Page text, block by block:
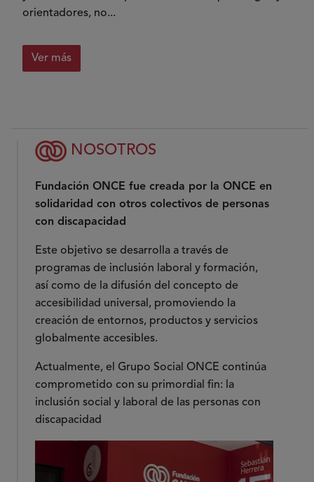
orientadores, no...
Ver más
NOSOTROS
Fundación ONCE fue creada por la ONCE en
solidaridad con otros colectivos de personas
con discapacidad
Este objetivo se desarrolla a través de
programas de inclusión laboral y formación,
así como de la difusión del concepto de
accesibilidad universal, promoviendo la
creación de entornos, productos y servicios
globalmente accesibles.
Actualmente, el Grupo Social ONCE continúa
comprometido con su primordial fin: la
inclusión social y laboral de las personas con
discapacidad